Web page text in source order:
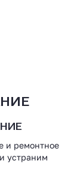
и ремонтное
устраним